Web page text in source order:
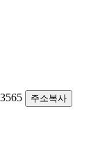
주소복사